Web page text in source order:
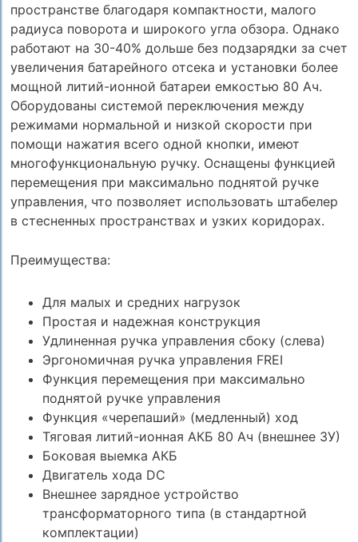
пространстве благодаря компактности, малого
радиуса поворота и широкого угла обзора. Однако
работают на 30-40% дольше без подзарядки за счет
увеличения батарейного отсека и установки более
мощной литий-ионной батареи емкостью 80 Ач.
Оборудованы системой переключения между
режимами нормальной и низкой скорости при
помощи нажатия всего одной кнопки, имеют
многофункциональную ручку. Оснащены функцией
перемещения при максимально поднятой ручке
управления, что позволяет использовать штабелер
в стесненных пространствах и узких коридорах.
Преимущества:
Для малых и средних нагрузок
Простая и надежная конструкция
Удлиненная ручка управления сбоку (слева)
Эргономичная ручка управления FREI
Функция перемещения при максимально
поднятой ручке управления
Функция «черепаший» (медленный) ход
Тяговая литий-ионная АКБ 80 Ач (внешнее ЗУ)
Боковая выемка АКБ
Двигатель хода DС
Внешнее зарядное устройство
трансформаторного типа (в стандартной
комплектации)